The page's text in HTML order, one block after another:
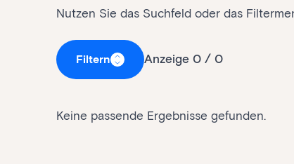
Nutzen Sie das Suchfeld oder das
Filtern Anzeige 0 / 0
Keine passende Ergebnisse gefunden.